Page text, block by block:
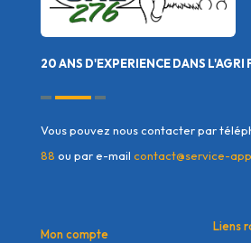
20 ANS D'EXPERIENCE DANS
Vous pouvez nous contacter par
88 ou par e-mail contact@service-
Mon compte
Liens